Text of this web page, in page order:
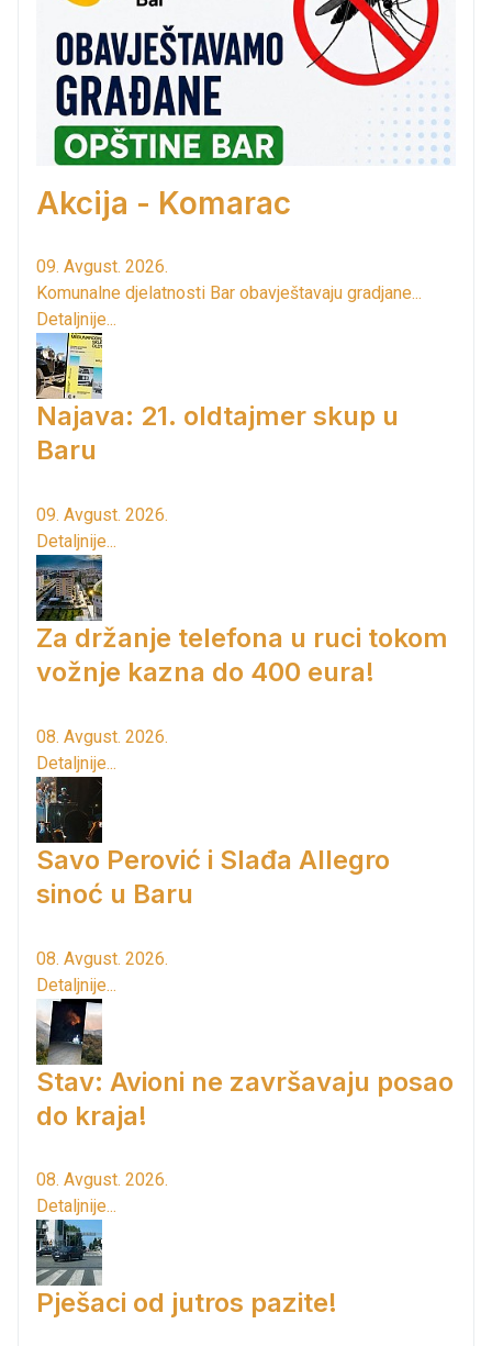
Akcija - Komarac
09. Avgust. 2026.
Komunalne djelatnosti Bar obavještavaju gradjane...
Detaljnije...
Najava: 21. oldtajmer skup u
Baru
09. Avgust. 2026.
Detaljnije...
Za držanje telefona u ruci tokom
vožnje kazna do 400 eura!
08. Avgust. 2026.
Detaljnije...
Savo Perović i Slađa Allegro
sinoć u Baru
08. Avgust. 2026.
Detaljnije...
Stav: Avioni ne završavaju posao
do kraja!
08. Avgust. 2026.
Detaljnije...
Pješaci od jutros pazite!